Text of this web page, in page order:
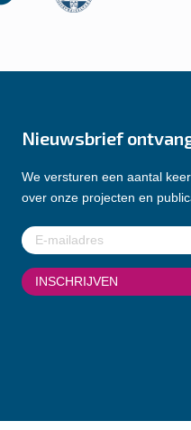
Nieuwsbrief
We versturen een aantal
over onze projecten en
E-
mailadres(Vereist)